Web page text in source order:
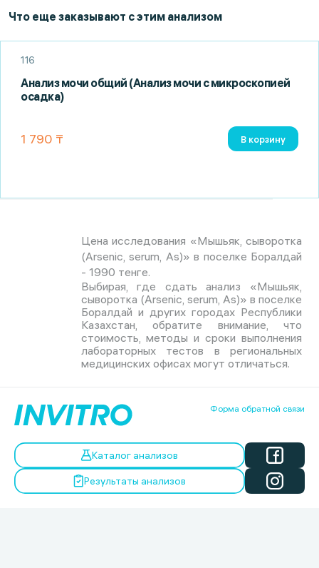
Что еще заказывают с этим анализом
116
Анализ мочи общий (Анализ мочи с микроскопией
осадка)
1 790 ₸ В корзину
Цена исследования «Мышьяк, сыворотка
(Arsenic, serum, As)» в поселке Боралдай
- 1990 тенге.
Выбирая, где сдать анализ «Мышьяк,
сыворотка (Arsenic, serum, As)» в поселке
Боралдай и других городах Республики
Казахстан, обратите внимание, что
стоимость, методы и сроки выполнения
лабораторных тестов в региональных
медицинских офисах могут отличаться.
Форма обратной связи
Каталог анализов
Результаты анализов